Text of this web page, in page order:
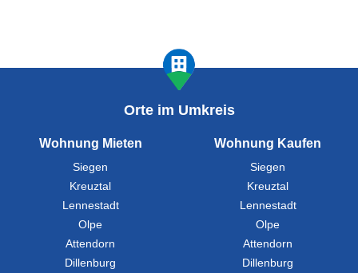
Orte im Umkreis
Wohnung Mieten
Siegen
Kreuztal
Lennestadt
Olpe
Attendorn
Dillenburg
Wohnung Kaufen
Siegen
Kreuztal
Lennestadt
Olpe
Attendorn
Dillenburg